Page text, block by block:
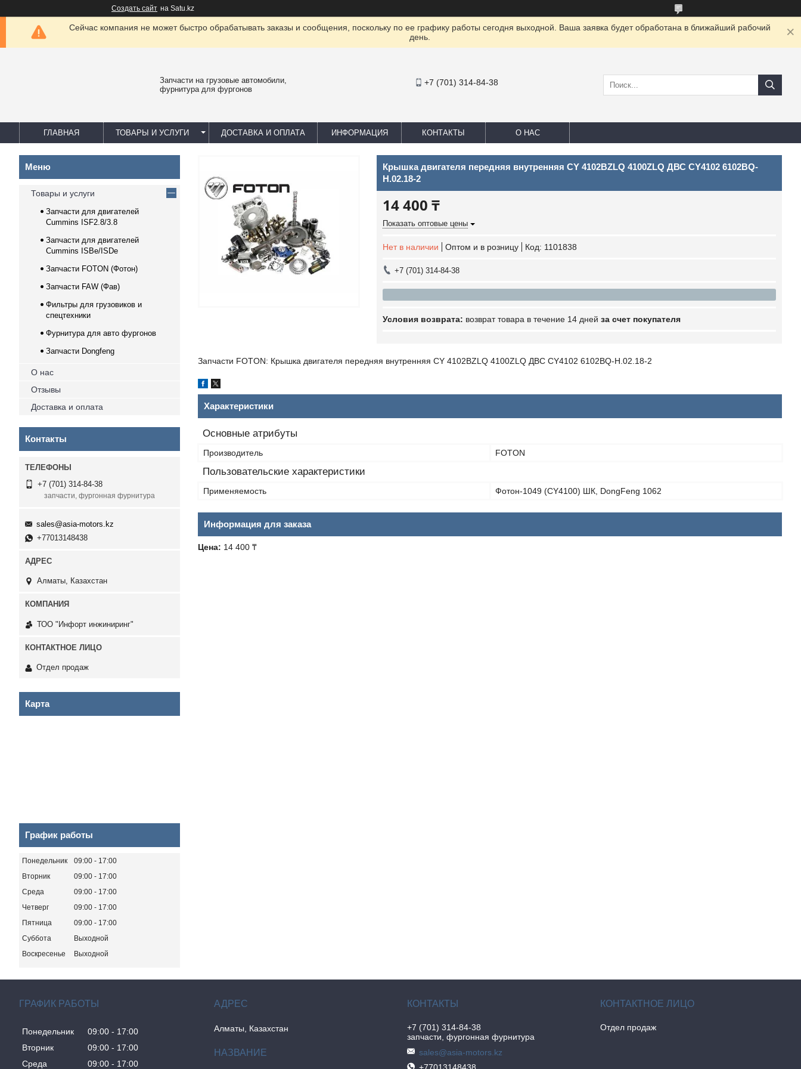
Создать сайт на Satu.kz
Сейчас компания не может быстро обрабатывать заказы и сообщения, поскольку по ее графику работы сегодня выходной. Ваша заявка будет обработана в ближайший рабочий
день.
Запчасти на грузовые автомобили,
фурнитура для фургонов
+7 (701) 314-84-38
ГЛАВНАЯ ТОВАРЫ И УСЛУГИ ДОСТАВКА И ОПЛАТА ИНФОРМАЦИЯ КОНТАКТЫ О НАС
Крышка двигателя передняя внутренняя CY 4102BZLQ 4100ZLQ ДВС CY4102 6102BQ-
H.02.18-2
14 400 ₸
Показать оптовые цены
Нет в наличии Оптом и в розницу Код: 1101838
+7 (701) 314-84-38
возврат товара в течение 14 дней за счет покупателя
Запчасти FOTON: Крышка двигателя передняя внутренняя CY 4102BZLQ 4100ZLQ ДВС CY4102 6102BQ-H.02.18-2
Характеристики
Основные атрибуты
Производитель FOTON
Пользовательские характеристики
Применяемость Фотон-1049 (CY4100) ШК, DongFeng 1062
Информация для заказа
Цена: 14 400 ₸
Товары и услуги
Запчасти для двигателей
Cummins ISF2.8/3.8
Запчасти для двигателей
Cummins ISBe/ISDe
Запчасти FOTON (Фотон)
Запчасти FAW (Фав)
Фильтры для грузовиков и
спецтехники
Фурнитура для авто фургонов
Запчасти Dongfeng
О нас
Отзывы
Доставка и оплата
Контакты
+7 (701) 314-84-38
запчасти, фургонная фурнитура
sales@asia-motors.kz
+77013148438
Алматы, Казахстан
ТОО "Инфорт инжиниринг"
Отдел продаж
Карта
График работы
Понедельник 09:00
17:00
Вторник
09:00
17:00
Среда
09:00
17:00
Четверг
09:00
17:00
Пятница
09:00
17:00
Суббота
Выходной
Воскресенье
Выходной
ГРАФИК РАБОТЫ
Понедельник 09:00
17:00
Вторник
09:00
17:00
Среда
09:00 17:00
Алматы, Казахстан
+7 (701) 314-84-38
запчасти, фургонная фурнитура
sales@asia-motors.kz
Отдел продаж